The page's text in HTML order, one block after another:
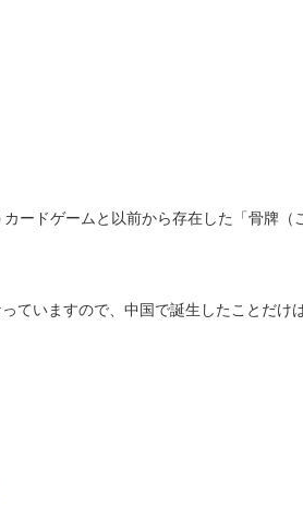
ードゲームと以前から存在した「骨牌（
ていますので、中国で誕生したことだけ